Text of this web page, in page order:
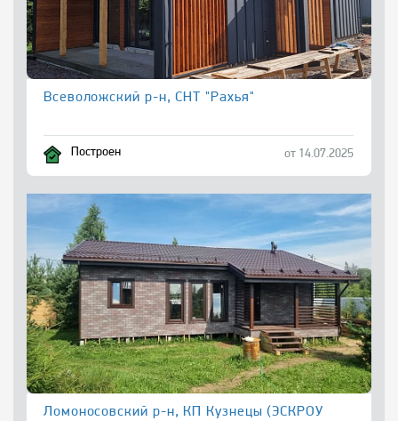
Всеволожский р-н, СНТ "Рахья"
Построен от 14.07.2025
Ломоносовский р-н, КП Кузнецы (ЭСКРОУ